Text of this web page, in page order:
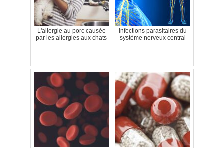
L'allergie au porc causée
par les allergies aux chats
Infections parasitaires du
système nerveux central